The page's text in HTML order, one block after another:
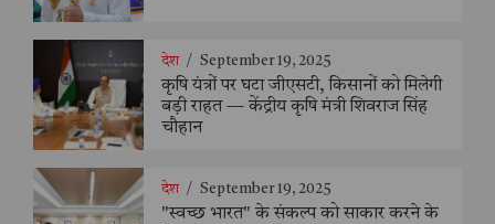
देश / September 19, 2025
कृषि यंत्रों पर घटा जीएसटी, किसानों को मिलेगी
बड़ी राहत — केंद्रीय कृषि मंत्री शिवराज सिंह
चौहान
देश / September 19, 2025
"स्वच्छ भारत" के संकल्प को साकार करने के